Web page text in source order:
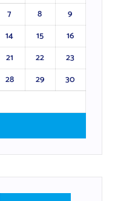
7 8
9
14 15
16
21 22
23
28 29
30